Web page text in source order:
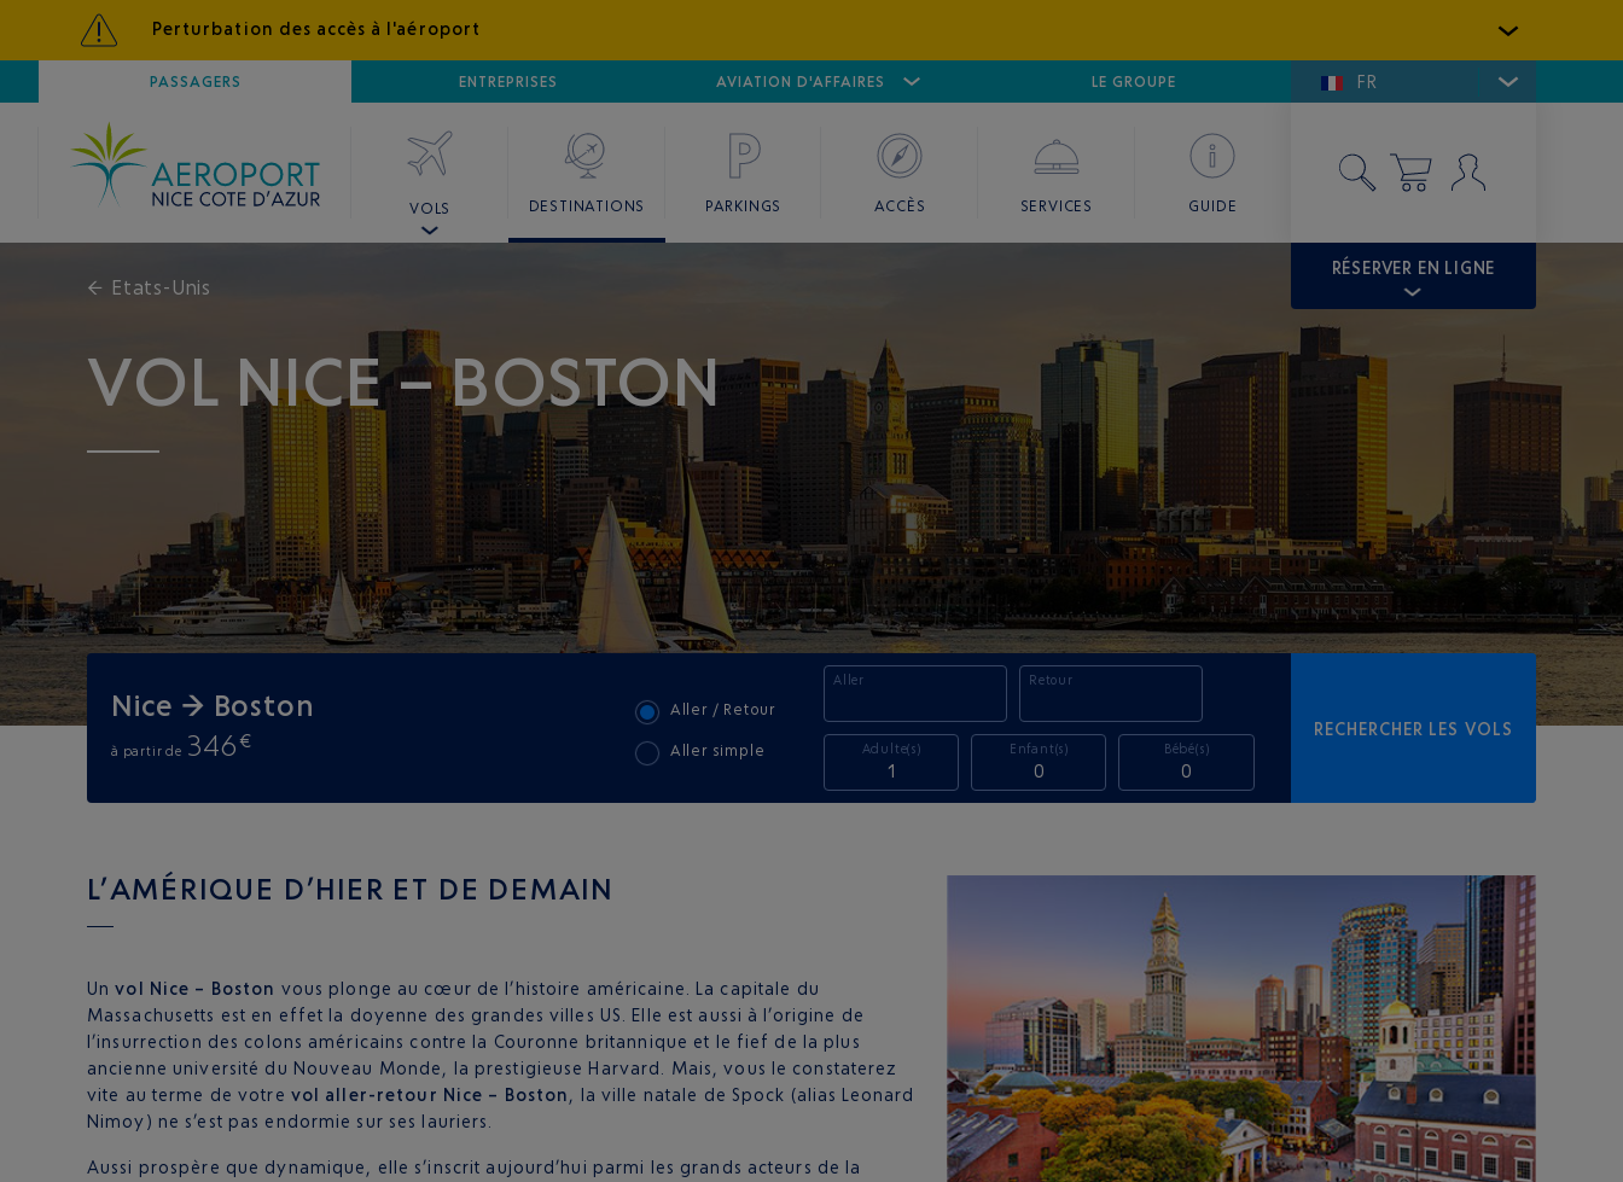
Perturbation des accès à l'aéroport
PASSAGERS ENTREPRISES AVIATION D'AFFAIRES
AÉROPORTNICE CÔTE D'AZUR AÉROPORT CANNES MANDELIEU GOLFE DE SAINT-TROPEZ
LE GROUPE FR
VOLS DESTINATIONS PARKINGS ACCÈS SERVICES GUIDE
RÉSERVER EN LIGNE
← Etats-Unis
VOL NICE – BOSTON
Nice → Boston
à partir de 346€
Aller / Retour
Aller simple
Aller Retour
Adulte(s)
1
Enfant(s)
0
Bébé(s)
0
RECHERCHER LES VOLS
L’AMÉRIQUE D’HIER ET DE DEMAIN
Un vol Nice – Boston vous plonge au cœur de l’histoire américaine. La capitale du
Massachusetts est en effet la doyenne des grandes villes US. Elle est aussi à l’origine de
l’insurrection des colons américains contre la Couronne britannique et le fief de la plus
ancienne université du Nouveau Monde, la prestigieuse Harvard. Mais, vous le constaterez
vite au terme de votre vol aller-retour Nice – Boston, la ville natale de Spock (alias Leonard
Nimoy) ne s’est pas endormie sur ses lauriers.
Aussi prospère que dynamique, elle s’inscrit aujourd’hui parmi les grands acteurs de la